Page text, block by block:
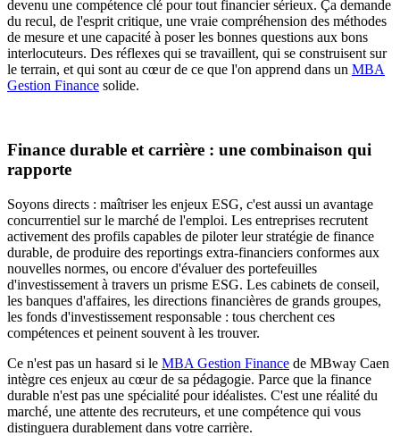
devenu une compétence clé pour tout financier sérieux. Ça demande
du recul, de l'esprit critique, une vraie compréhension des méthodes
de mesure et une capacité à poser les bonnes questions aux bons
interlocuteurs. Des réflexes qui se travaillent, qui se construisent sur
le terrain, et qui sont au cœur de ce que l'on apprend dans un MBA
Gestion Finance solide.
Finance durable et carrière : une combinaison qui
rapporte
Soyons directs : maîtriser les enjeux ESG, c'est aussi un avantage
concurrentiel sur le marché de l'emploi. Les entreprises recrutent
activement des profils capables de piloter leur stratégie de finance
durable, de produire des reportings extra-financiers conformes aux
nouvelles normes, ou encore d'évaluer des portefeuilles
d'investissement à travers un prisme ESG. Les cabinets de conseil,
les banques d'affaires, les directions financières de grands groupes,
les fonds d'investissement responsable : tous cherchent ces
compétences et peinent souvent à les trouver.
Ce n'est pas un hasard si le MBA Gestion Finance de MBway Caen
intègre ces enjeux au cœur de sa pédagogie. Parce que la finance
durable n'est pas une spécialité pour idéalistes. C'est une réalité du
marché, une attente des recruteurs, et une compétence qui vous
distinguera durablement dans votre carrière.